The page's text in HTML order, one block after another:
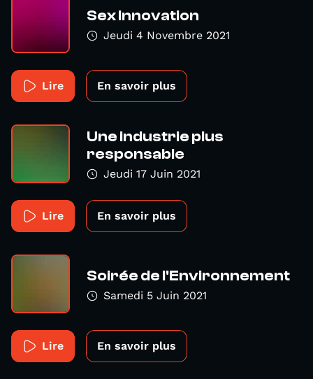
Sex Innovation
Jeudi 4 Novembre 2021
Lire En savoir plus
Une industrie plus
responsable
Jeudi 17 Juin 2021
Lire En savoir plus
Soirée de l'Environnement
Samedi 5 Juin 2021
Lire En savoir plus